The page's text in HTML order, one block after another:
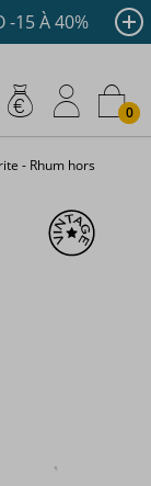
offerte dès
-15 À 40%
0
- Rhum hors